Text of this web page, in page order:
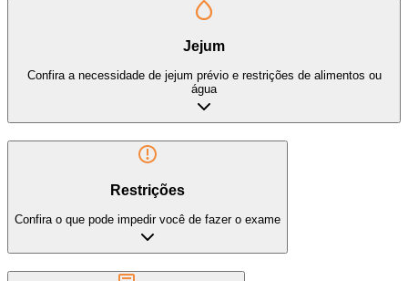
Jejum
Confira a necessidade de jejum prévio e restrições de alimentos ou
água
Restrições
Confira o que pode impedir você de fazer o exame